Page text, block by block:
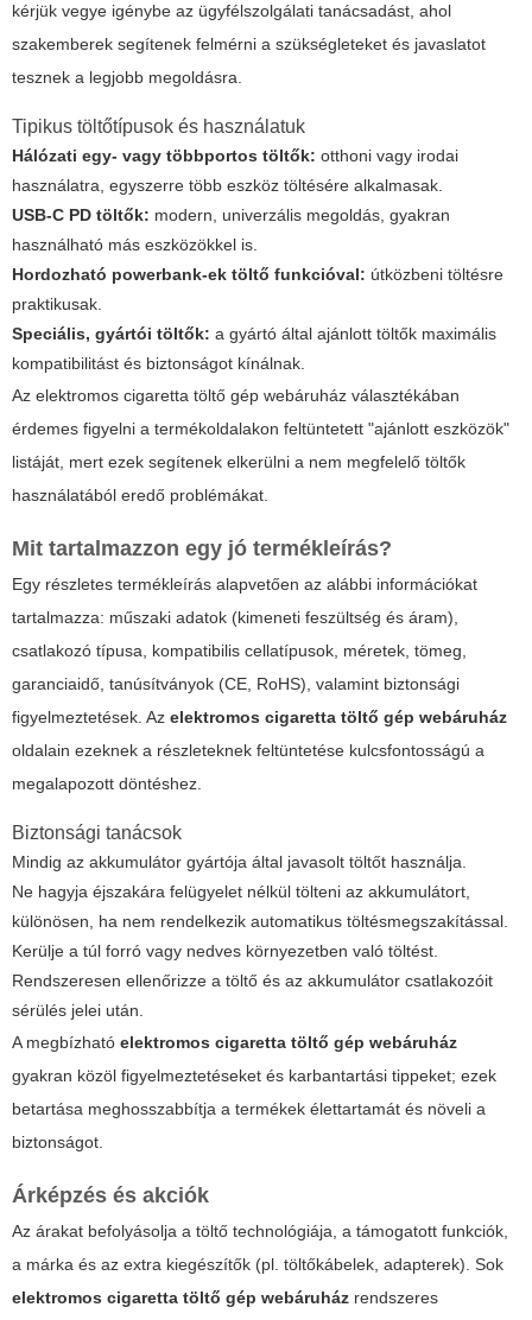
kérjük vegye igénybe az ügyfélszolgálati tanácsadást, ahol
szakemberek segítenek felmérni a szükségleteket és javaslatot
tesznek a legjobb megoldásra.
Tipikus töltőtípusok és használatuk
Hálózati egy- vagy többportos töltők: otthoni vagy irodai
használatra, egyszerre több eszköz töltésére alkalmasak.
USB-C PD töltők: modern, univerzális megoldás, gyakran
használható más eszközökkel is.
Hordozható powerbank-ek töltő funkcióval: útközbeni töltésre
praktikusak.
Speciális, gyártói töltők: a gyártó által ajánlott töltők maximális
kompatibilitást és biztonságot kínálnak.
Az elektromos cigaretta töltő gép webáruház választékában
érdemes figyelni a termékoldalakon feltüntetett "ajánlott eszközök"
listáját, mert ezek segítenek elkerülni a nem megfelelő töltők
használatából eredő problémákat.
Mit tartalmazzon egy jó termékleírás?
Egy részletes termékleírás alapvetően az alábbi információkat
tartalmazza: műszaki adatok (kimeneti feszültség és áram),
csatlakozó típusa, kompatibilis cellatípusok, méretek, tömeg,
garanciaidő, tanúsítványok (CE, RoHS), valamint biztonsági
figyelmeztetések. Az elektromos cigaretta töltő gép webáruház
oldalain ezeknek a részleteknek feltüntetése kulcsfontosságú a
megalapozott döntéshez.
Biztonsági tanácsok
Mindig az akkumulátor gyártója által javasolt töltőt használja.
Ne hagyja éjszakára felügyelet nélkül tölteni az akkumulátort,
különösen, ha nem rendelkezik automatikus töltésmegszakítással.
Kerülje a túl forró vagy nedves környezetben való töltést.
Rendszeresen ellenőrizze a töltő és az akkumulátor csatlakozóit
sérülés jelei után.
A megbízható elektromos cigaretta töltő gép webáruház
gyakran közöl figyelmeztetéseket és karbantartási tippeket; ezek
betartása meghosszabbítja a termékek élettartamát és növeli a
biztonságot.
Árképzés és akciók
Az árakat befolyásolja a töltő technológiája, a támogatott funkciók,
a márka és az extra kiegészítők (pl. töltőkábelek, adapterek). Sok
elektromos cigaretta töltő gép webáruház rendszeres